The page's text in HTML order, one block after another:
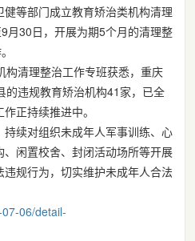
等部门成立教育矫治类机构清理
月30日，开展为期5个月的清理整
构清理整治工作专班获悉，重庆
的违规教育矫治机构41家，已全
正持续推进中。
续对组织未成年人军事训练、心
闲置校舍、封闭活动场所等开展
规行为，切实维护未成年人合法
06/detail-